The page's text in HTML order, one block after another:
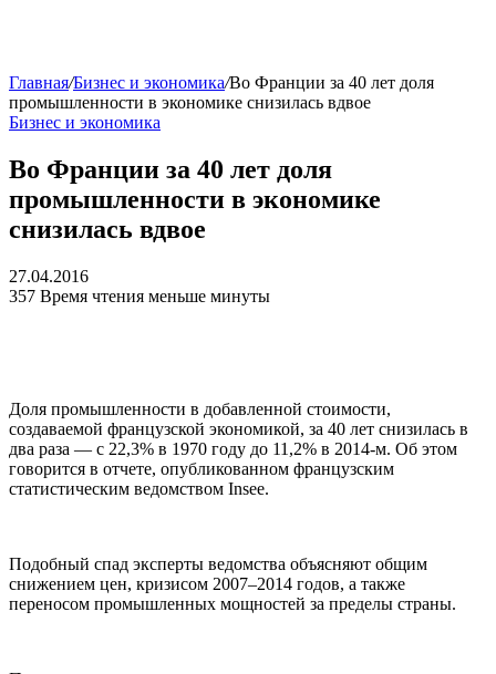
Главная/Бизнес и экономика/Во Франции за 40 лет доля
промышленности в экономике снизилась вдвое
Бизнес и экономика
Во Франции за 40 лет доля
промышленности в экономике
снизилась вдвое
27.04.2016
357 Время чтения меньше минуты
Доля промышленности в добавленной стоимости,
создаваемой французской экономикой, за 40 лет снизилась в
два раза — с 22,3% в 1970 году до 11,2% в 2014-м. Об этом
говорится в отчете, опубликованном французским
статистическим ведомством Insee.
Подобный спад эксперты ведомства объясняют общим
снижением цен, кризисом 2007–2014 годов, а также
переносом промышленных мощностей за пределы страны.